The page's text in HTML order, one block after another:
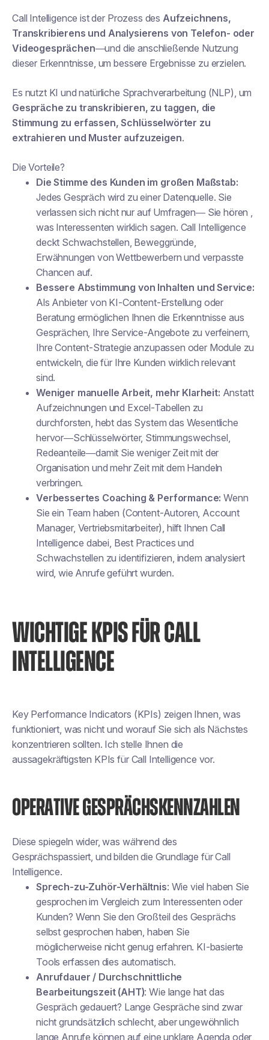
Call Intelligence ist der Prozess des Aufzeichnens,
Transkribierens und Analysierens von Telefon- oder
Videogesprächen—und die anschließende Nutzung
dieser Erkenntnisse, um bessere Ergebnisse zu erzielen.
Es nutzt KI und natürliche Sprachverarbeitung (NLP), um
Gespräche zu transkribieren, zu taggen, die
Stimmung zu erfassen, Schlüsselwörter zu
extrahieren und Muster aufzuzeigen.
Die Vorteile?
Die Stimme des Kunden im großen Maßstab:
Jedes Gespräch wird zu einer Datenquelle. Sie
verlassen sich nicht nur auf Umfragen— Siehören ,
was Interessenten wirklich sagen. Call Intelligence
deckt Schwachstellen, Beweggründe,
Erwähnungen von Wettbewerbern und verpasste
Chancen auf.
Bessere Abstimmung von Inhalten und Service:
Als Anbieter von KI-Content-Erstellung oder
Beratung ermöglichen Ihnen die Erkenntnisse aus
Gesprächen, Ihre Service-Angebote zu verfeinern,
Ihre Content-Strategie anzupassen oder Module zu
entwickeln, die für Ihre Kunden wirklich relevant
sind.
Weniger manuelle Arbeit, mehr Klarheit: Anstatt
Aufzeichnungen und Excel-Tabellen zu
durchforsten, hebt das System das Wesentliche
hervor—Schlüsselwörter, Stimmungswechsel,
Redeanteile—damit Sie weniger Zeit mit der
Organisation und mehr Zeit mit dem Handeln
verbringen.
Verbessertes Coaching & Performance: Wenn
Sie ein Team haben (Content-Autoren, Account
Manager, Vertriebsmitarbeiter), hilft Ihnen Call
Intelligence dabei, Best Practices und
Schwachstellen zu identifizieren, indem analysiert
wird, wie Anrufe geführt wurden.
WICHTIGE KPIS FÜR CALL
INTELLIGENCE
Key Performance Indicators (KPIs) zeigen Ihnen, was
funktioniert, was nicht und worauf Sie sich als Nächstes
konzentrieren sollten. Ich stelle Ihnen die
aussagekräftigsten KPIs für Call Intelligence vor.
OPERATIVE GESPRÄCHSKENNZAHLEN
Diese spiegeln wider, was während des
Gesprächspassiert, und bilden die Grundlage für Call
Intelligence.
Sprech-zu-Zuhör-Verhältnis: Wie viel haben Sie
gesprochen im Vergleich zum Interessenten oder
Kunden? Wenn Sie den Großteil des Gesprächs
selbst gesprochen haben, haben Sie
möglicherweise nicht genug erfahren. KI-basierte
Tools erfassen dies automatisch.
Anrufdauer / Durchschnittliche
Bearbeitungszeit (AHT): Wie lange hat das
Gespräch gedauert? Lange Gespräche sind zwar
nicht grundsätzlich schlecht, aber ungewöhnlich
lange Anrufe können auf eine unklare Agenda oder